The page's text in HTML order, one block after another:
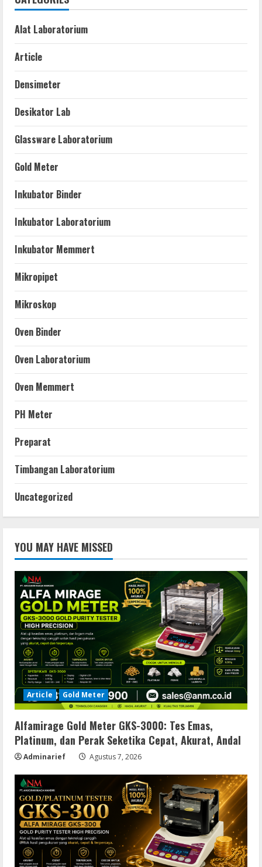
Alat Laboratorium
Article
Densimeter
Desikator Lab
Glassware Laboratorium
Gold Meter
Inkubator Binder
Inkubator Laboratorium
Inkubator Memmert
Mikropipet
Mikroskop
Oven Binder
Oven Laboratorium
Oven Memmert
PH Meter
Preparat
Timbangan Laboratorium
Uncategorized
YOU MAY HAVE MISSED
Article Gold Meter
Alfamirage Gold Meter GKS-3000: Tes Emas,
Platinum, dan Perak Seketika Cepat, Akurat, Andal
Adminarief Agustus 7, 2026